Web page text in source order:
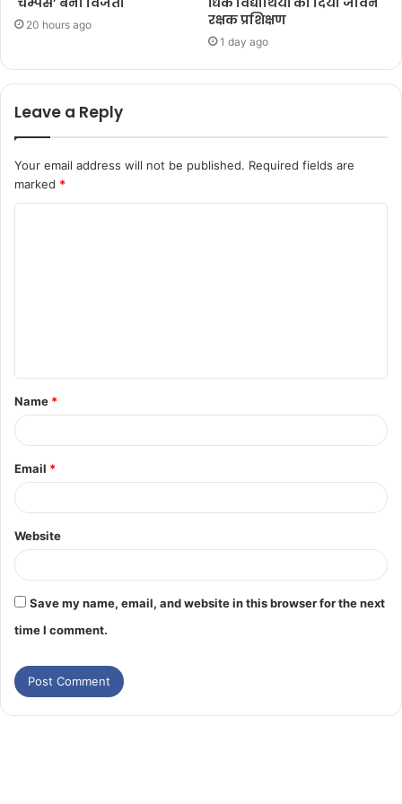
20 hours ago
रक्षक प्रशिक्षण
1 day ago
Leave a Reply
Your email address will not be published. Required fields are
marked *
Name *
Email *
Website
Save my name, email, and website in this browser for the next
time I comment.